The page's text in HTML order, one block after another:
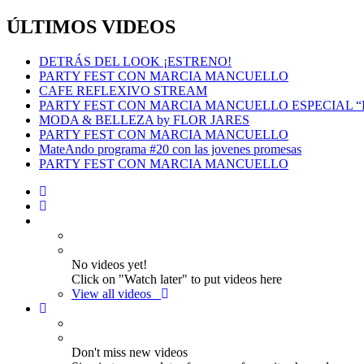
ÚLTIMOS VIDEOS
DETRÁS DEL LOOK ¡ESTRENO!
PARTY FEST CON MARCIA MANCUELLO
CAFE REFLEXIVO STREAM
PARTY FEST CON MARCIA MANCUELLO ESPECIAL
MODA & BELLEZA by FLOR JARES
PARTY FEST CON MARCIA MANCUELLO
MateAndo programa #20 con las jovenes promesas
PARTY FEST CON MARCIA MANCUELLO
No videos yet!
Click on "Watch later" to put videos here
View all videos
Don't miss new videos